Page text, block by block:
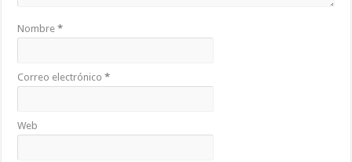
Nombre*
Correo electrónico*
Web